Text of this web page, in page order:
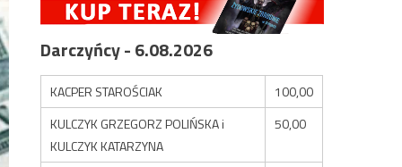
Darczyńcy - 6.08.2026
KACPER STAROŚCIAK
100,00
KULCZYK GRZEGORZ POLIŃSKA i
KULCZYK KATARZYNA
50,00